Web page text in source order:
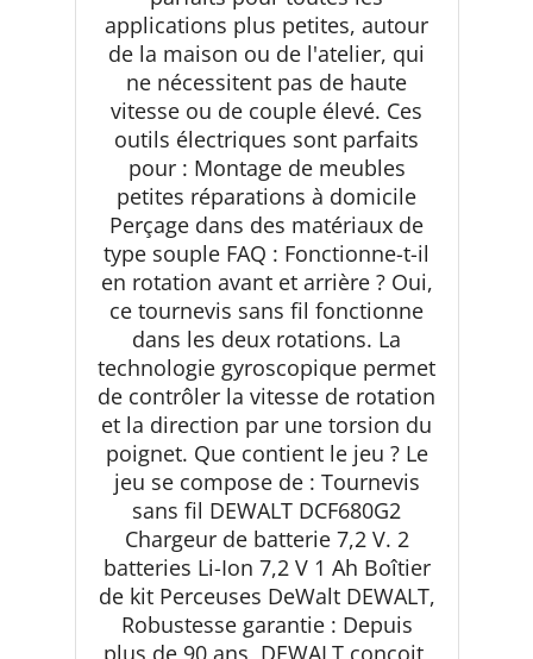
applications plus petites, autour
de la maison ou de l'atelier, qui
ne nécessitent pas de haute
vitesse ou de couple élevé. Ces
outils électriques sont parfaits
pour : Montage de meubles
petites réparations à domicile
Perçage dans des matériaux de
type souple FAQ : Fonctionne-t-il
en rotation avant et arrière ? Oui,
ce tournevis sans fil fonctionne
dans les deux rotations. La
technologie gyroscopique permet
de contrôler la vitesse de rotation
et la direction par une torsion du
poignet. Que contient le jeu ? Le
jeu se compose de : Tournevis
sans fil DEWALT DCF680G2
Chargeur de batterie 7,2 V. 2
batteries Li-Ion 7,2 V 1 Ah Boîtier
de kit Perceuses DeWalt DEWALT,
Robustesse garantie : Depuis